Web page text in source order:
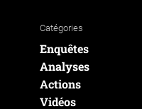
Catégories
Enquêtes
Analyses
Actions
Vidéos